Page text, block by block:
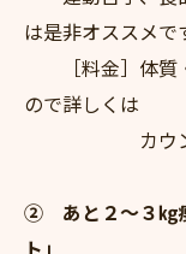
は是非オススメで
［料金］体質・
ので詳しくは
カウンセリ
② あと２～３㎏